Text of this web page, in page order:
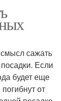
сажать
Если
будет еще
от